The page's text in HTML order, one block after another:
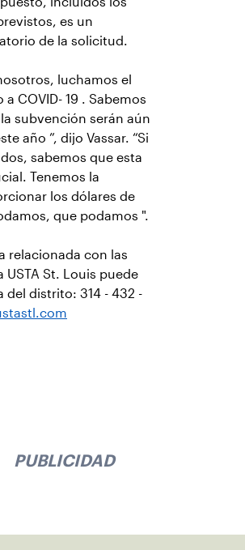
es un
de la solicitud.
luchamos el
COVID- 19 . Sabemos
subvención serán aún
año ”, dijo Vassar. “Si
sabemos que esta
Tenemos la
los dólares de
que podamos ".
relacionada con las
USTA St. Louis puede
del distrito: 314 - 432 -
PUBLICIDAD